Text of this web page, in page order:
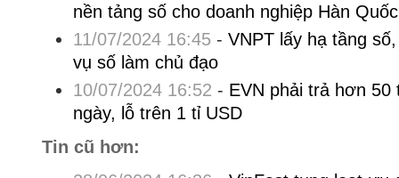
nền tảng số cho doanh nghiệp Hàn
11/07/2024 16:45- VNPT lấy hạ tầng
vụ số làm chủ đạo
10/07/2024 16:52 - EVN phải trả hơn 50
ngày, lỗ trên 1 tỉ USD
Tin cũ hơn: